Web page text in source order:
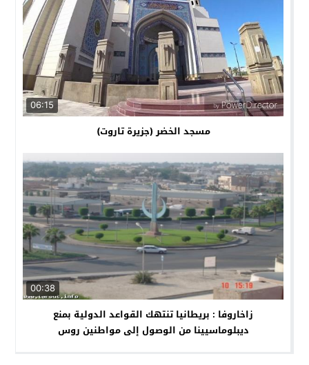
06:15
مسجد الخضر (جزيرة تاروت)
00:38
زاخاروفا : بريطانيا تنتهك القواعد الدولية بمنع
ديبلوماسيينا من الوصول إلى مواطنين روس